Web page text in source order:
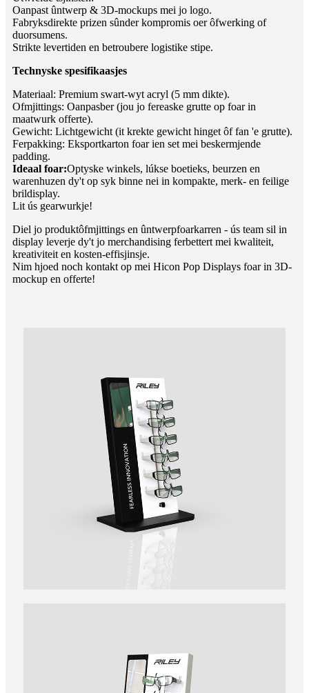
Oanpast ûntwerp & 3D-mockups mei jo logo.
Fabryksdirekte prizen sûnder kompromis oer ôfwerking of
duorsumens.
Strikte levertiden en betroubere logistike stipe.
Technyske spesifikaasjes
Materiaal: Premium swart-wyt acryl (5 mm dikte).
Ofmjittings: Oanpasber (jou jo fereaske grutte op foar in
maatwurk offerte).
Gewicht: Lichtgewicht (it krekte gewicht hinget ôf fan 'e grutte).
Ferpakking: Eksportkarton foar ien set mei beskermjende
padding.
Ideaal foar:Optyske winkels, lúkse boetieks, beurzen en
warenhuzen dy't op syk binne nei in kompakte, merk- en feilige
brildisplay.
Lit ús gearwurkje!
Diel jo produktôfmjittings en ûntwerpfoarkarren - ús team sil in
display leverje dy't jo merchandising ferbettert mei kwaliteit,
kreativiteit en kosten-effisjinsje.
Nim hjoed noch kontakt op mei Hicon Pop Displays foar in 3D-
mockup en offerte!